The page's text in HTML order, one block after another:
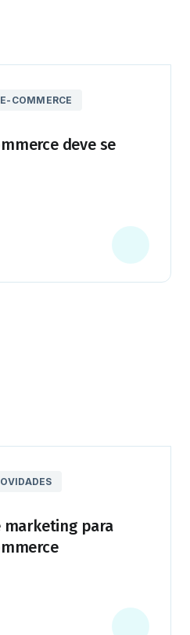
E-COMMERCE
deve se
marketing para